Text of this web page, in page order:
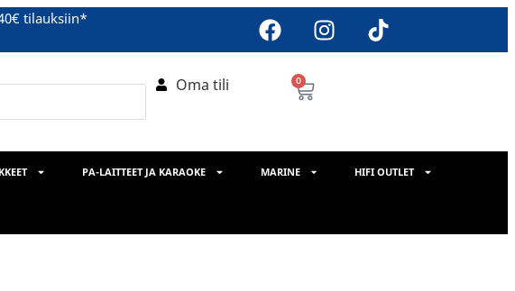
tilauksiin*
Oma tili 0
PA-LAITTEET JA KARAOKE MARINE HIFI OUTLET